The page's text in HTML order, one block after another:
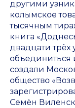
другими
колымское
тысячным
книга
двадцати трёх
объединиться
создали
общество
Семён